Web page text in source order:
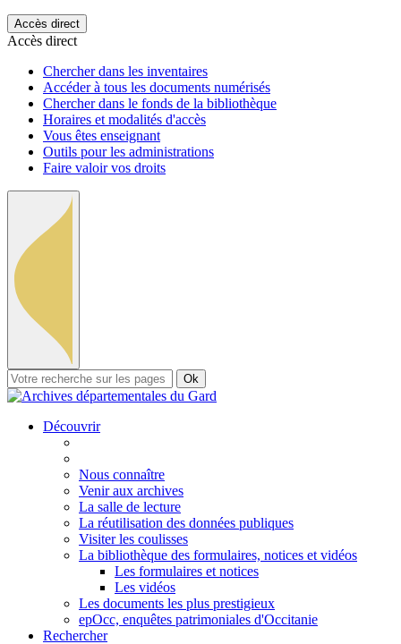
Accès direct
Accès direct
Chercher dans les inventaires
Accéder à tous les documents numérisés
Chercher dans le fonds de la bibliothèque
Horaires et modalités d'accès
Vous êtes enseignant
Outils pour les administrations
Faire valoir vos droits
Ok
Découvrir
Nous connaître
Venir aux archives
La salle de lecture
La réutilisation des données publiques
Visiter les coulisses
La bibliothèque des formulaires, notices et vidéos
Les formulaires et notices
Les vidéos
Les documents les plus prestigieux
epOcc, enquêtes patrimoniales d'Occitanie
Rechercher